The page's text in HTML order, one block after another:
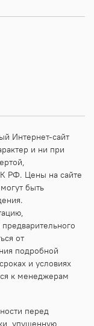
Интернет-сайт
и ни при
РФ. Цены на сайте
быть
от
подробной
и условиях
к менеджерам
перед
упущенную